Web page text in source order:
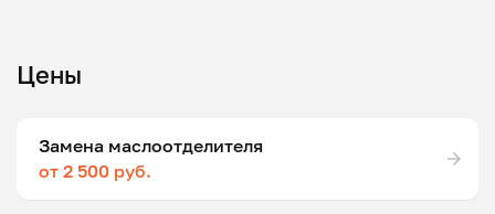
Цены
Замена маслоотделителя
от 2 500 руб.